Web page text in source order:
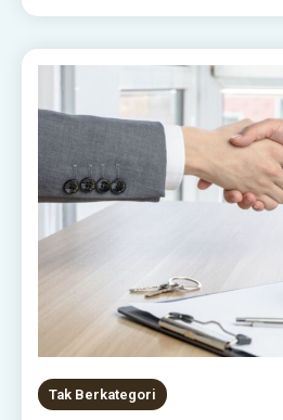
Tak Berkategori